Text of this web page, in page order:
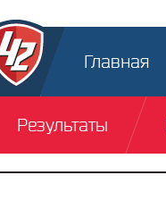
Главная
Результаты